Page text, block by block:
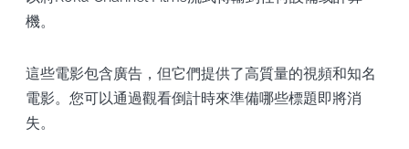
機。
這些電影包含廣告，但它們提供了高質量的視頻和知名
電影。您可以通過觀看倒計時來準備哪些標題即將消
失。